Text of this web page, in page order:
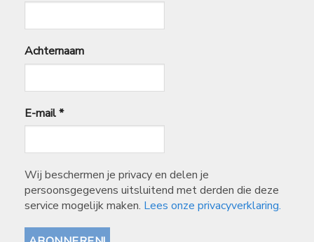
Achternaam
E-mail*
Wij beschermen je privacy en delen je
persoonsgegevens uitsluitend met derden die deze
service mogelijk maken. Lees onze privacyverklaring.